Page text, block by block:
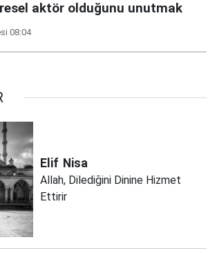
aktör olduğunu unutmak
08:04
Elif Nisa
Allah, Dilediğini Dinine Hizmet
Ettirir